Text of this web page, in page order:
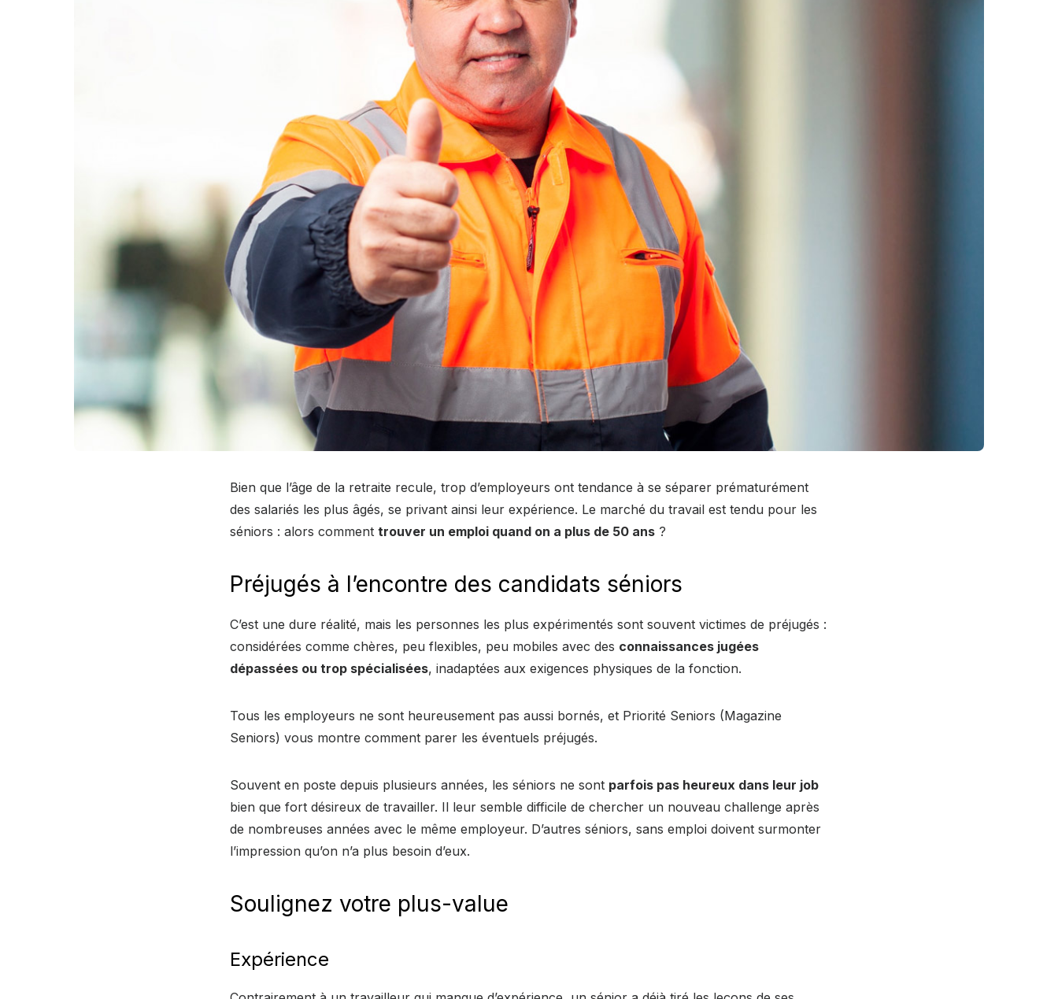
Bien que l’âge de la retraite recule, trop d’employeurs ont tendance à se séparer prématurément
des salariés les plus âgés, se privant ainsi leur expérience. Le marché du travail est tendu pour les
séniors : alors comment trouver un emploi quand on a plus de 50 ans ?
Préjugés à l’encontre des candidats séniors
C’est une dure réalité, mais les personnes les plus expérimentés sont souvent victimes de préjugés :
considérées comme chères, peu flexibles, peu mobiles avec des connaissances jugées
dépassées ou trop spécialisées, inadaptées aux exigences physiques de la fonction.
Tous les employeurs ne sont heureusement pas aussi bornés, et Priorité Seniors (Magazine
Seniors) vous montre comment parer les éventuels préjugés.
Souvent en poste depuis plusieurs années, les séniors ne sont parfois pas heureux dans leur job
bien que fort désireux de travailler. Il leur semble difficile de chercher un nouveau challenge après
de nombreuses années avec le même employeur. D’autres séniors, sans emploi doivent surmonter
l’impression qu’on n’a plus besoin d’eux.
Soulignez votre plus-value
Expérience